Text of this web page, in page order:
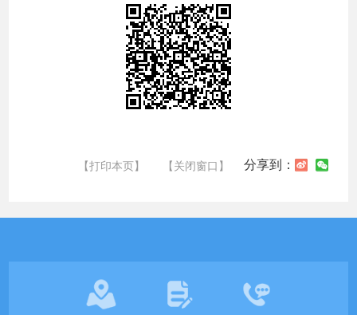
【打印本页】 【关闭窗口】 分享到：